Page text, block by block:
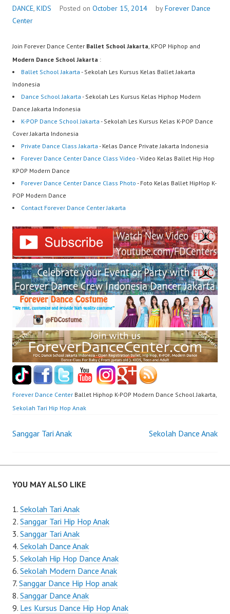
DANCE, KIDS Posted on October 15, 2014 byForever Dance
Center
Join Forever Dance Center Ballet School Jakarta, KPOP Hiphop and
Modern Dance School Jakarta :
Ballet School Jakarta - Sekolah Les Kursus Kelas Ballet Jakarta
Indonesia
Dance School Jakarta - Sekolah Les Kursus Kelas Hiphop Modern
Dance Jakarta Indonesia
K-POP Dance School Jakarta - Sekolah Les Kursus Kelas K-POP Dance
Cover Jakarta Indonesia
Private Dance Class Jakarta - Kelas Dance Private Jakarta Indonesia
Forever Dance Center Dance Class Video - Video Kelas Ballet Hip Hop
KPOP Modern Dance
Forever Dance Center Dance Class Photo - Foto Kelas Ballet HipHop K-
POP Modern Dance
Contact Forever Dance Center Jakarta
Forever Dance Center Ballet Hiphop K-POP Modern Dance School Jakarta,
Sekolah Tari Hip Hop Anak
Post
navigation
Sanggar Tari Anak Sekolah Dance Anak
YOU MAY ALSO LIKE
Sekolah Tari Anak
Sanggar Tari Hip Hop Anak
Sanggar Tari Anak
Sekolah Dance Anak
Sekolah Hip Hop Dance Anak
Sekolah Modern Dance Anak
Sanggar Dance Hip Hop anak
Sanggar Dance Anak
Les Kursus Dance Hip Hop Anak